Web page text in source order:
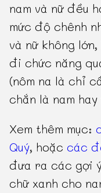
nam và nữ đều
mức độ chênh
và nữ không
đi chức năng
(nôm na là chỉ
chắn là nam hay
Xem thêm mục:
Quý, hoặc các
đưa ra các gợi
chữ xanh cho